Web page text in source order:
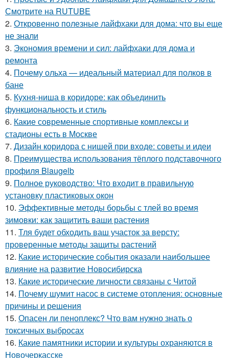
Смотрите на RUTUBE
2. Откровенно полезные лайфхаки для дома: что вы еще
не знали
3. Экономия времени и сил: лайфхаки для дома и
ремонта
4. Почему ольха — идеальный материал для полков в
бане
5. Кухня-ниша в коридоре: как объединить
функциональность и стиль
6. Какие современные спортивные комплексы и
стадионы есть в Москве
7. Дизайн коридора с нишей при входе: советы и идеи
8. Преимущества использования тёплого подставочного
профиля Blaugelb
9. Полное руководство: Что входит в правильную
установку пластиковых окон
10. Эффективные методы борьбы с тлей во время
зимовки: как защитить ваши растения
11. Тля будет обходить ваш участок за версту:
проверенные методы защиты растений
12. Какие исторические события оказали наибольшее
влияние на развитие Новосибирска
13. Какие исторические личности связаны с Читой
14. Почему шумит насос в системе отопления: основные
причины и решения
15. Опасен ли пеноплекс? Что вам нужно знать о
токсичных выбросах
16. Какие памятники истории и культуры охраняются в
Новочеркасске